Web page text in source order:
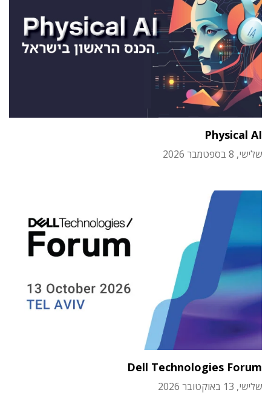
Physical AI
שלישי, 8 בספטמבר 2026
Dell Technologies Forum
שלישי, 13 באוקטובר 2026